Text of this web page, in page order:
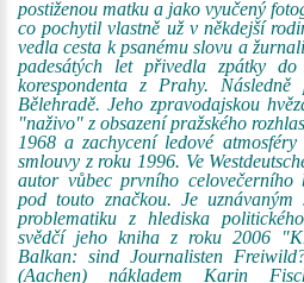
postiženou matku a jako vyučený
co pochytil vlastně už v někdejší
vedla cesta k psanému slovu a
padesátých let přivedla zpátky
korespondenta z Prahy.
Bělehradě. Jeho zpravodajskou
"naživo" z obsazení pražského
1968 a zachycení ledové
smlouvy z roku 1996. Ve
autor vůbec prvního celovečerního
pod touto značkou. Je uznávaným
problematiku z hlediska
svědčí jeho kniha z roku 2006
Balkan: sind Journalisten
(Aachen) nákladem Karin